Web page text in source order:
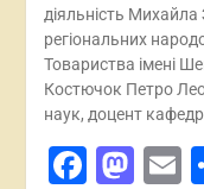
діяльність Михайла
регіональних
Товариства імені
Костючок Петро
наук, доцент